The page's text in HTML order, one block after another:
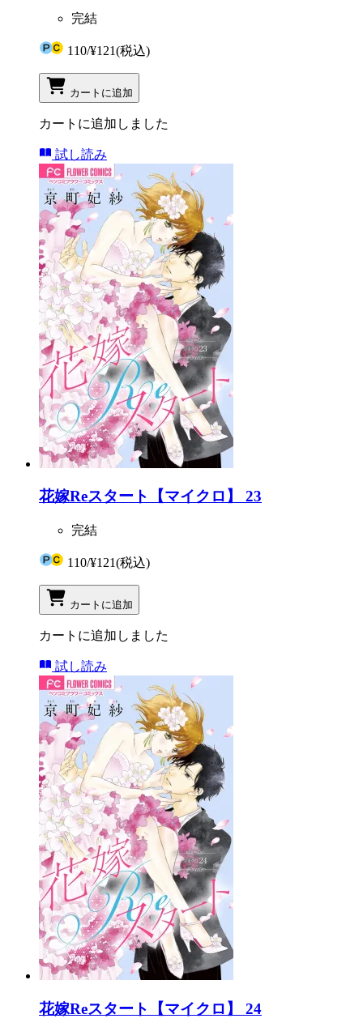
完結
110/¥121(税込)
カートに追加
カートに追加しました
試し読み
花嫁Reスタート【マイクロ】 23
完結
110/¥121(税込)
カートに追加
カートに追加しました
試し読み
花嫁Reスタート【マイクロ】 24